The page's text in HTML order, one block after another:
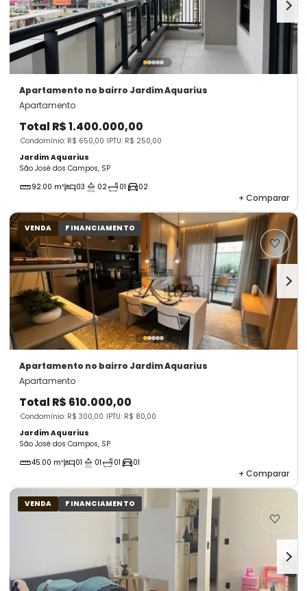
Apartamento no bairro Jardim Aquarius
Apartamento
Total R$ 1.400.000,00
Condomínio: R$ 650,00 IPTU: R$ 250,00
Jardim Aquarius
São José dos Campos, SP
92.00 m²
03 02 01 02
+ Comparar
VENDA FINANCIAMENTO
Apartamento no bairro Jardim Aquarius
Apartamento
Total R$ 610.000,00
Condomínio: R$ 300,00 IPTU: R$ 80,00
Jardim Aquarius
São José dos Campos, SP
45.00 m²
01 01 01 01
+ Comparar
VENDA FINANCIAMENTO